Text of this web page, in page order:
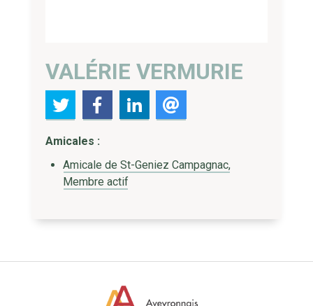
VALÉRIE VERMURIE
Amicales :
Amicale de St-Geniez Campagnac,
Membre actif